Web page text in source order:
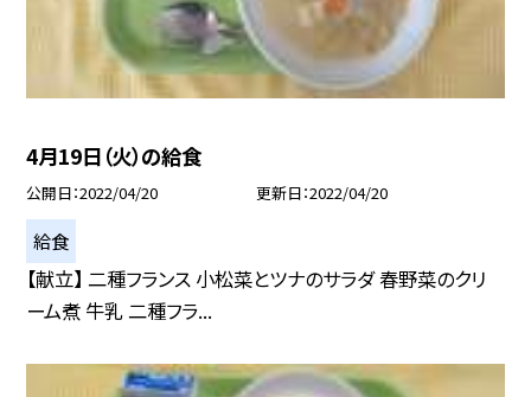
4月19日（火）の給食
公開日 2022/04/20 更新日 2022/04/20
給食
【献立】 二種フランス 小松菜とツナのサラダ 春野菜のクリ
ーム煮 牛乳 二種フラ...